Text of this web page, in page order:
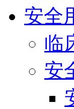
安全
临
安